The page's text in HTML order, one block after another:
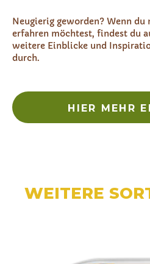
Neugierig geworden? Wenn du
erfahren möchtest, findest du
weitere Einblicke und
durch.
HIER MEHR
WEITERE